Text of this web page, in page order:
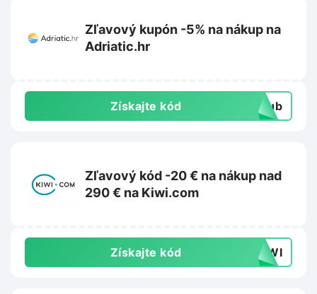
Zľavový kupón -5% na nákup na
Adriatic.hr
Získajte kód club
Zľavový kód -20 € na nákup nad
290 € na Kiwi.com
Získajte kód KIWI